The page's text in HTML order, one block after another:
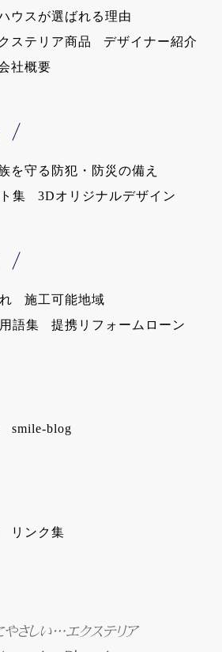
ウスが選ばれる理由
ステリア商品
デザイナー紹介
社概要
を守る防犯・防災の備え
集
3Dオリジナルデザイン
施工可能地域
語集
提携リフォームローン
smile-blog
リンク集